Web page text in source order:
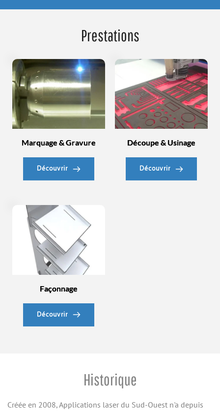
Prestations
Marquage & Gravure
Découvrir
Découpe & Usinage
Découvrir
Façonnage
Découvrir
Historique
Créée en 2008, Applications laser du Sud-Ouest n'a depuis